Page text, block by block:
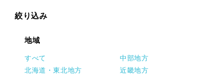
絞り込み
地域
すべて
北海道・東北地方
中部地方
近畿地方